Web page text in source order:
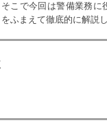
そこで今回は警備業務に
をふまえて徹底的に解説